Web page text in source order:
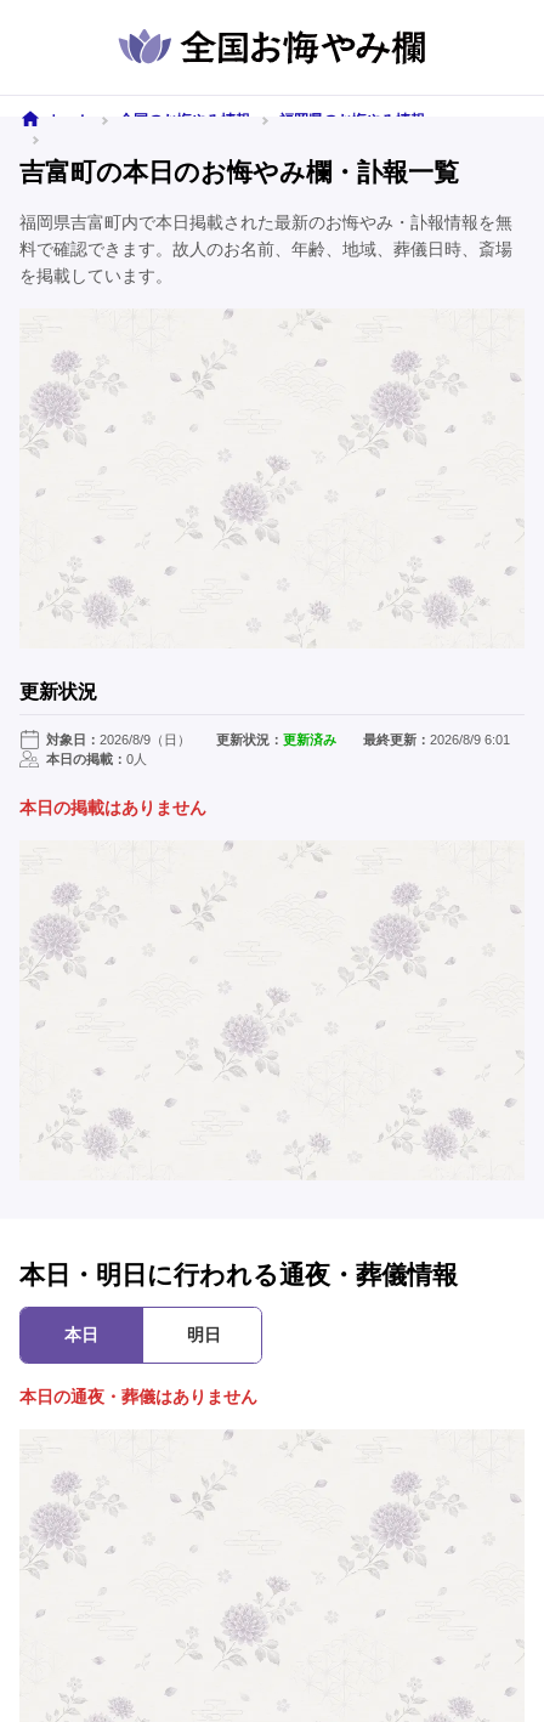
ホーム 全国のお悔やみ情報
福岡県のお悔やみ情報
吉富町の本日のお悔やみ欄・訃報一覧
福岡県吉富町内で本日掲載された最新のお悔やみ・訃報情報を無
料で確認できます。故人のお名前、年齢、地域、葬儀日時、斎場
を掲載しています。
更新状況
対象日： 2026/8/9（日） 更新状況：更新済み 最終更新： 2026/8/9 6:01
本日の掲載： 0人
本日の掲載はありません
本日・明日に行われる通夜・葬儀情報
本日 明日
本日の通夜・葬儀はありません